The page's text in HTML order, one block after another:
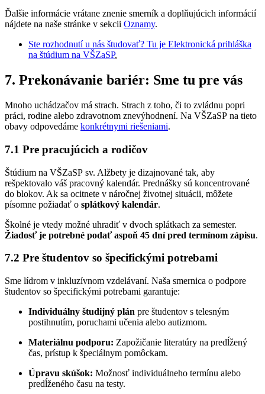
Ďalšie informácie vrátane znenie smerník a doplňujúcich informácií
nájdete na naše stránke v sekcii Oznamy.
Ste rozhodnutí u nás študovať? Tu je Elektronická prihláška
na štúdium na VŠZaSP.
7. Prekonávanie bariér: Sme tu pre vás
Mnoho uchádzačov má strach. Strach z toho, či to zvládnu popri
práci, rodine alebo zdravotnom znevýhodnení. Na VŠZaSP na tieto
obavy odpovedáme konkrétnymi riešeniami.
7.1 Pre pracujúcich a rodičov
Štúdium na VŠZaSP sv. Alžbety je dizajnované tak, aby
rešpektovalo váš pracovný kalendár. Prednášky sú koncentrované
do blokov. Ak sa ocitnete v náročnej životnej situácii, môžete
písomne požiadať o splátkový kalendár.
Školné je vtedy možné uhradiť v dvoch splátkach za semester.
Žiadosť je potrebné podať aspoň 45 dní pred termínom zápisu.
7.2 Pre študentov so špecifickými potrebami
Sme lídrom v inkluzívnom vzdelávaní. Naša smernica o podpore
študentov so špecifickými potrebami garantuje:
Individuálny študijný plán pre študentov s telesným
postihnutím, poruchami učenia alebo autizmom.
Materiálnu podporu: Zapožičanie literatúry na predĺžený
čas, prístup k špeciálnym pomôckam.
Úpravu skúšok: Možnosť individuálneho termínu alebo
predĺženého času na testy.